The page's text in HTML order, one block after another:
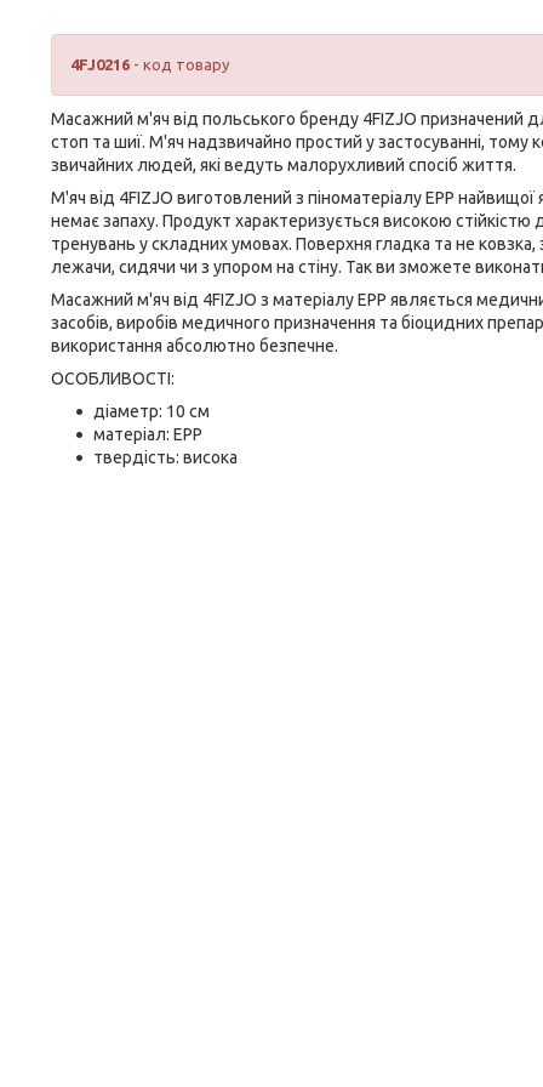
4FJ0216 - код товару
Масажний м'яч від польського бренду 4FIZJO призначений
стоп та шиї. М'яч надзвичайно простий у застосуванні, тому
звичайних людей, які ведуть малорухливий спосіб життя.
М'яч від 4FIZJO виготовлений з піноматеріалу EPP найвищої
немає запаху. Продукт характеризується високою стійкістю
тренувань у складних умовах. Поверхня гладка та не
лежачи, сидячи чи з упором на стіну. Так ви зможете
Масажний м'яч від 4FIZJO з матеріалу EPP являється
засобів, виробів медичного призначення та біоцидних
використання абсолютно безпечне.
ОСОБЛИВОСТІ:
діаметр: 10 см
матеріал: EPP
твердість: висока